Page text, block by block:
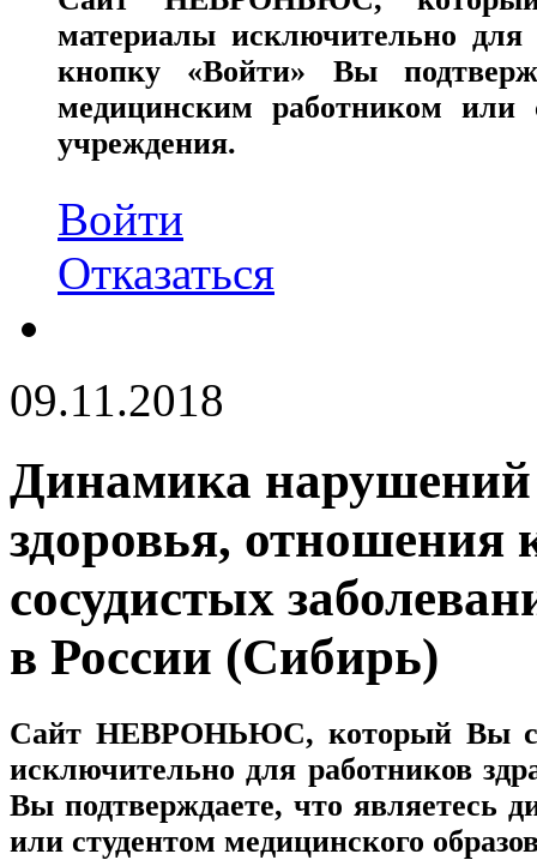
материалы исключительно для
кнопку «Войти» Вы
медицинским работником или
учреждения.
Войти
Отказаться
09.11.2018
Динамика нарушений
здоровья, отношения
сосудистых
в России (Сибирь)
Сайт НЕВРОНЬЮС, который Вы
исключительно для работников
Вы подтверждаете, что являетесь
или студентом медицинского